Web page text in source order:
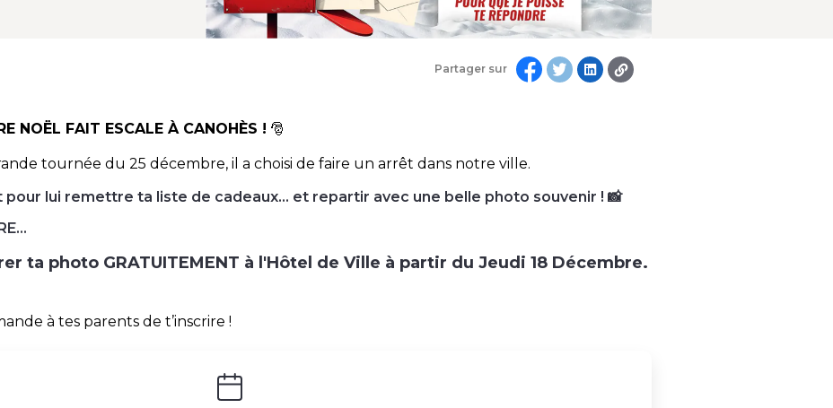
Partager sur
NOËL FAIT ESCALE À CANOHÈS ! 🎅
tournée du 25 décembre, il a choisi de faire un arrêt dans notre ville.
pour lui remettre ta liste de cadeaux… et repartir avec une belle photo souvenir ! 📸
ta photo GRATUITEMENT à l'Hôtel de Ville à partir du Jeudi 18 Décembre.
à tes parents de t’inscrire !